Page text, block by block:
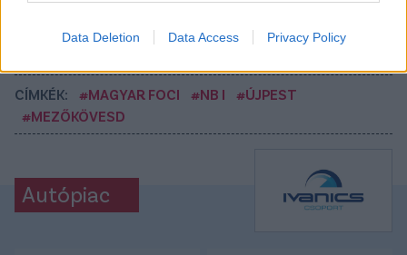
Data Deletion Data Access Privacy Policy
CÍMKÉK: #MAGYAR FOCI #NB I
#ÚJPEST
#MEZŐKÖVESD
Autópiac